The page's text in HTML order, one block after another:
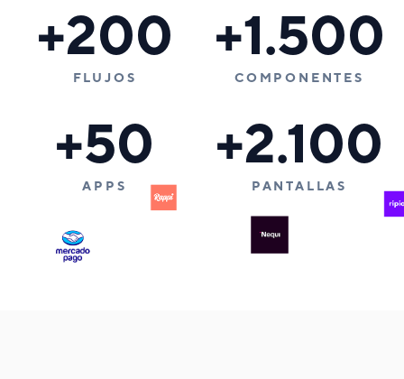
+200
FLUJOS
+1.500
COMPONENTES
+50
APPS
+2.100
PANTALLAS